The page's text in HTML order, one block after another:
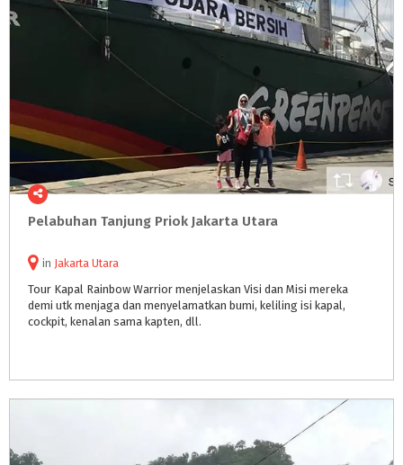
Pelabuhan Tanjung Priok Jakarta Utara
in Jakarta Utara
Tour Kapal Rainbow Warrior menjelaskan Visi dan Misi mereka
demi utk menjaga dan menyelamatkan bumi, keliling isi kapal,
cockpit, kenalan sama kapten, dll.